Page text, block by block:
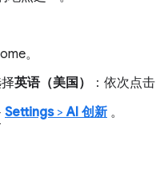
。
英语（美国） ：依次点击
Settings>AI 创新 。